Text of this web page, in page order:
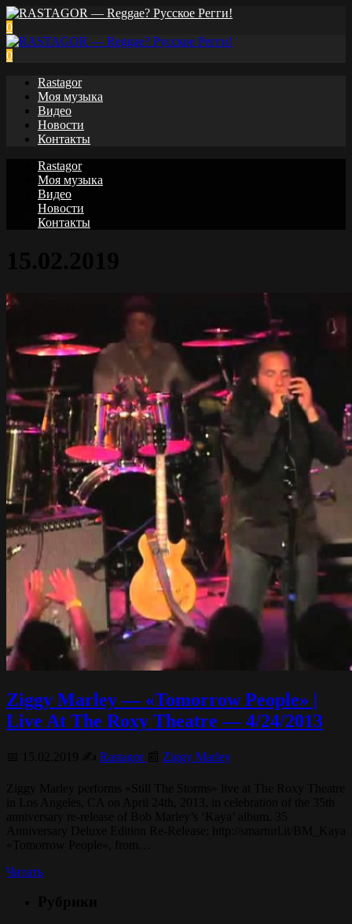
0
0
Rastagor
Моя музыка
Видео
Новости
Контакты
Rastagor
Моя музыка
Видео
Новости
Контакты
Ziggy Marley — «Tomorrow People» |
Live At The Roxy Theatre — 4/24/2013
Rastagor Ziggy Marley
Читать